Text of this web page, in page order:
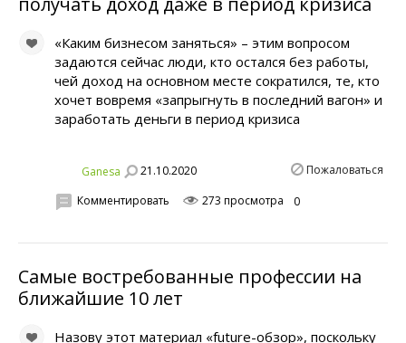
«Каким бизнесом заняться» – этим вопросом
задаются сейчас люди, кто остался без работы,
чей доход на основном месте сократился, те, кто
хочет вовремя «запрыгнуть в последний вагон» и
заработать деньги в период кризиса
Ganesa 21.10.2020 Пожаловаться
Комментировать 273 просмотра 0
Самые востребованные профессии на
ближайшие 10 лет
Назову этот материал «future-обзор», поскольку